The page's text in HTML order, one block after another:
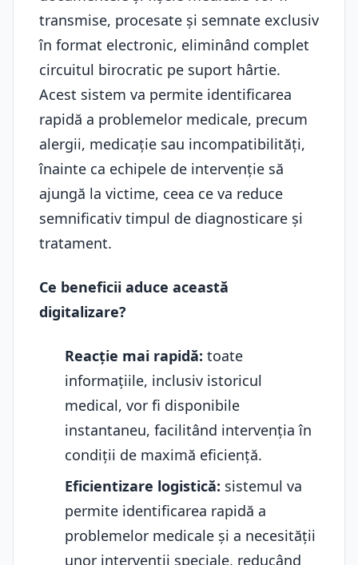
transmise, procesate și semnate exclusiv
în format electronic, eliminând complet
circuitul birocratic pe suport hârtie.
Acest sistem va permite identificarea
rapidă a problemelor medicale, precum
alergii, medicație sau incompatibilități,
înainte ca echipele de intervenție să
ajungă la victime, ceea ce va reduce
semnificativ timpul de diagnosticare și
tratament.
Ce beneficii aduce această
digitalizare?
Reacție mai rapidă: toate
informațiile, inclusiv istoricul
medical, vor fi disponibile
instantaneu, facilitând intervenția în
condiții de maximă eficiență.
Eficientizare logistică: sistemul va
permite identificarea rapidă a
problemelor medicale și a necesității
unor intervenții speciale, reducând